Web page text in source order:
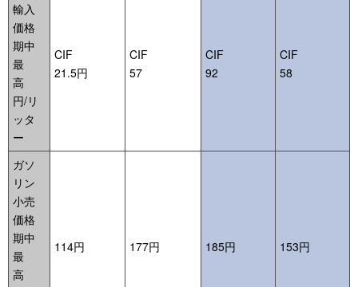
輸入
価格
期中
最
高
円/リ
ッタ
ー
CIF
21.5円
CIF
57
CIF
92
CIF
58
ガソ
リン
小売
価格
期中
最
高
114円 177円 185円 153円